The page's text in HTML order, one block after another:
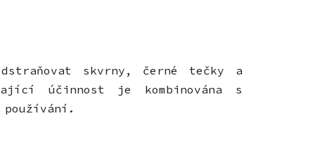
skvrny, černé tečky a
účinnost je kombinována s